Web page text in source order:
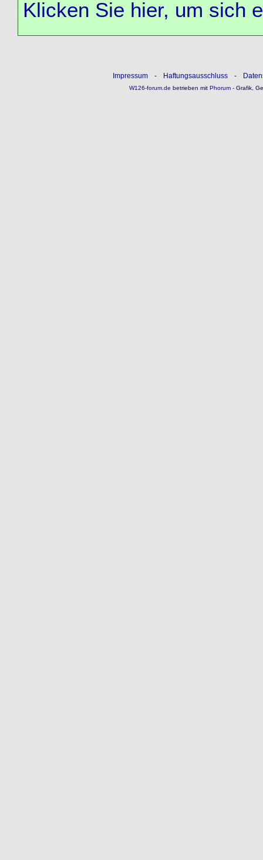
Klicken Sie hier, um sich
Impressum - Haftungsausschluss -
W126-forum.de betrieben mitPhorum- Grafik,